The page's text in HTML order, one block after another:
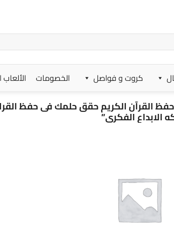
كروت و فواصل الخصومات الألعاب
الكريم حقق حلمك فى حفظ القران
الابداع الفكرى”